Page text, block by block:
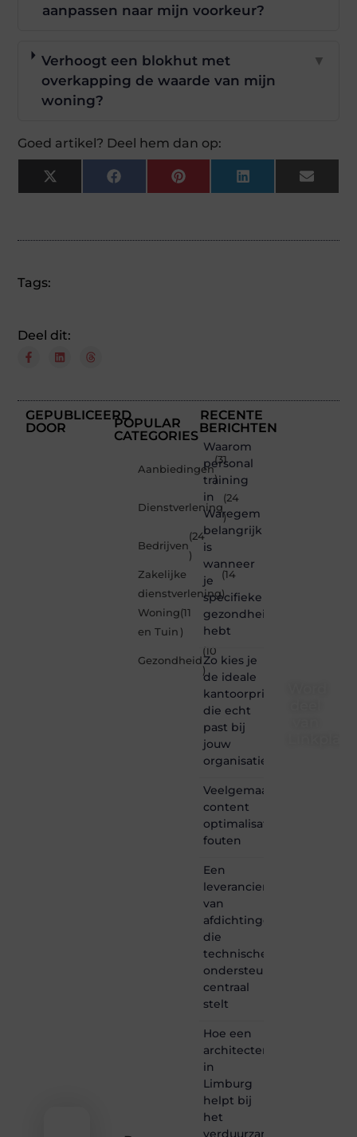
aanpassen naar mijn voorkeur?
Verhoogt een blokhut met
overkapping de waarde van mijn
woning?
▼
Goed artikel? Deel hem dan op:
X
(Twitter)
FacebookPinterestLinkedInEmail
Tags:
Deel dit:
GEPUBLICEERD
DOOR
POPULAR
CATEGORIES
Aanbiedingen
(31
)
Dienstverlening
(24
)
Bedrijven
(24
)
Zakelijke
dienstverlening
(14
)
Woning
en Tuin
(11
)
Gezondheid
(10
)
RECENTE
BERICHTEN
Waarom
personal
training
in
Waregem
belangrijk
is
wanneer
je
specifieke
gezondheidsdoelen
hebt
Zo kies je
de ideale
kantoorprinter
die echt
past bij
jouw
organisatie
Veelgemaakte
content
optimalisatie
fouten
Een
leverancier
van
afdichtingen
die
technische
ondersteuning
centraal
stelt
Hoe een
architectenbureau
in
Limburg
helpt bij
het
verduurzamen